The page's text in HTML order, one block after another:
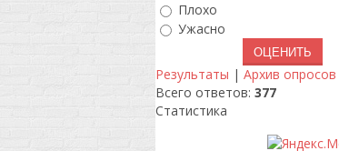
Плохо
Ужасно
Результаты | Архив опросов
Всего ответов: 377
Статистика